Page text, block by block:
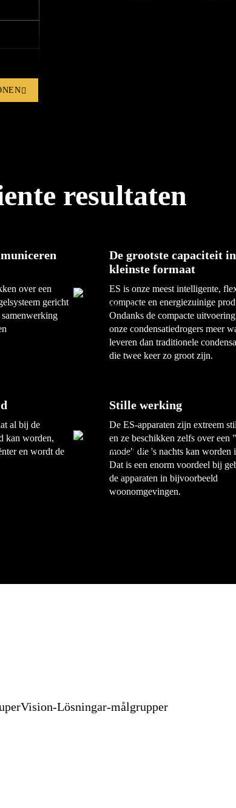
resultaten
over een
gericht
De grootste capaciteit
kleinste formaat
ES is onze meest intelligente,
compacte en energiezuinige
Ondanks de compacte
onze condensatiedrogers meer
leveren dan traditionele
die twee keer zo groot zijn.
al bij de
kan worden,
en wordt de
Stille werking
De ES-apparaten zijn extreem
en ze beschikken zelfs over een
mode" die 's nachts kan worden
Dat is een enorm voordeel bij
de apparaten in bijvoorbeeld
woonomgevingen.